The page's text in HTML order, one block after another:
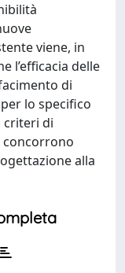
viene, in
l’efficacia delle
di
lo specifico
criteri di
concorrono
alla